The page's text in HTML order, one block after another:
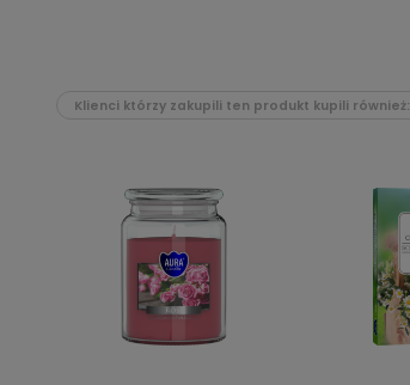
Klienci którzy zakupili ten produkt kupili również: